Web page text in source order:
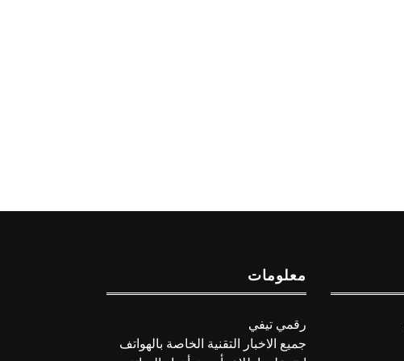
معلومات
رقمي تيفي
جميع الاخبار التقنية الخاصة بالهواتف